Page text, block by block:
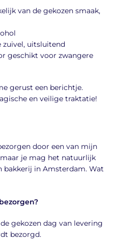
van de gekozen smaak,
zuivel, uitsluitend
geschikt voor zwangere
gerust een berichtje.
en veilige traktatie!
door een van mijn
je mag het natuurlijk
bakkerij in Amsterdam. Wat
gekozen dag van levering
bezorgd.